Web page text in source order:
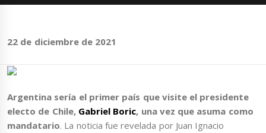
22 de diciembre de 2021
Argentina sería el primer país que visite el presidente
electo de Chile,Gabriel Boric, una vez que asuma como
mandatario. La noticia fue revelada por Juan Ignacio